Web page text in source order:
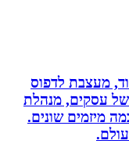
לדפוס
מנהלת
שונים.